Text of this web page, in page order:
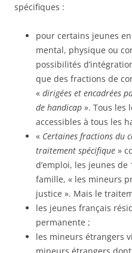
spécifiques :
pour certains jeunes
mental, physique ou
possibilités
que des fractions de
« dirigées et encadrées
de handicap ». Tous les
accessibles à tous les
« Certaines fractions du
traitement spécifique »
d’emploi, les jeunes
famille, « les mineurs
justice ». Mais le
les jeunes français
permanente ;
les mineurs étrangers